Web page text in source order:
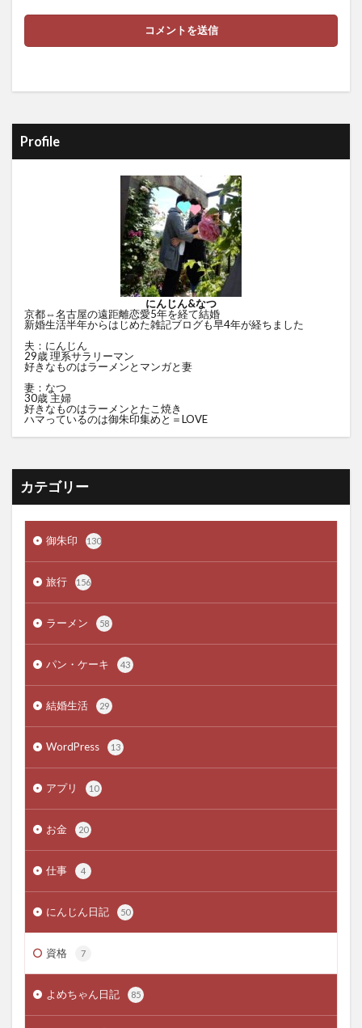
Profile
にんじん&なつ
京都⇔名古屋の遠距離恋愛5年を経て結婚
新婚生活半年からはじめた雑記ブログも早4年が経ちました
夫：にんじん
29歳 理系サラリーマン
好きなものはラーメンとマンガと妻
妻：なつ
30歳 主婦
好きなものはラーメンとたこ焼き
ハマっているのは御朱印集めと＝LOVE
カテゴリー
御朱印 130
旅行 156
ラーメン 58
パン・ケーキ 43
結婚生活 29
WordPress 13
アプリ 10
お金 20
仕事 4
にんじん日記 50
資格 7
よめちゃん日記 85